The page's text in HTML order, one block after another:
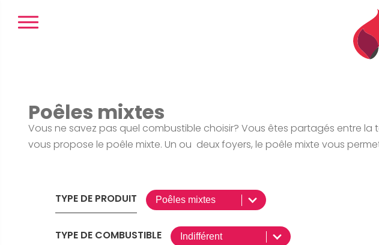
Poêles mixtes
Vous ne savez pas quel combustible choisir? Vous êtes partagés entre
vous propose le poêle mixte. Un ou deux foyers, le poêle mixte vous
TYPE DE PRODUIT
TYPE DE COMBUSTIBLE